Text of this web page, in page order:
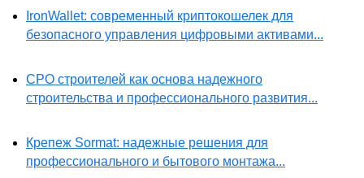
IronWallet: современный криптокошелек для
безопасного управления цифровыми активами...
СРО строителей как основа надежного
строительства и профессионального развития...
Крепеж Sormat: надежные решения для
профессионального и бытового монтажа...